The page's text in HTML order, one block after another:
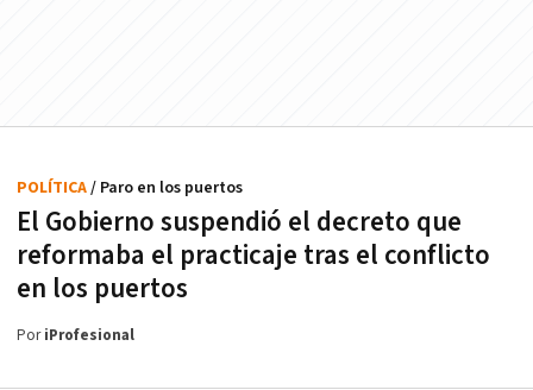
El Gobierno suspendió el decreto que
reformaba el practicaje tras el conflicto
en los puertos
POLÍTICA/ Paro en los puertos
PoriProfesional